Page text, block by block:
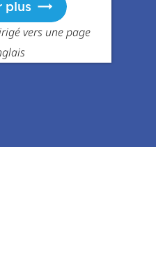
plus
vers une page